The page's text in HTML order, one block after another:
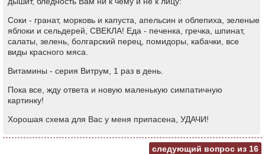
Соки - гранат, морковь и капуста, апельсин и облепиха, зеленые
яблоки и сельдерей, СВЕКЛА! Еда - печенка, гречка, шпинат,
салаты, зелень, болгарский перец, помидоры, кабачки, все
виды красного мяса.
Витамины - серия Витрум, 1 раз в день.
Пока все, жду ответа и новую маленькую симпатичную
картинку!
Хорошая схема для Вас у меня припасена, УДАЧИ!
следующий вопрос из 16